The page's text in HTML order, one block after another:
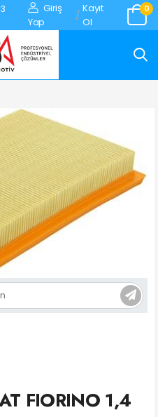
Giriş
Yap
/
Kayıt
Ol
0
FIORINO 1,4